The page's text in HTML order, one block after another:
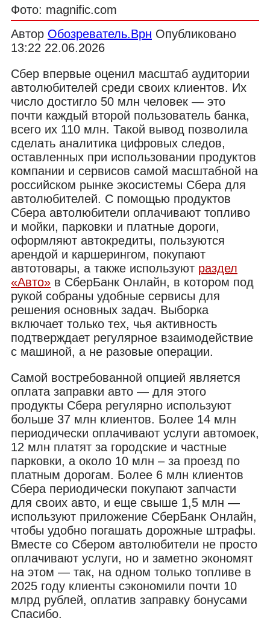
Фото: magnific.com
Автор Обозреватель.Врн Опубликовано
13:22 22.06.2026
Сбер впервые оценил масштаб аудитории
автолюбителей среди своих клиентов. Их
число достигло 50 млн человек — это
почти каждый второй пользователь банка,
всего их 110 млн. Такой вывод позволила
сделать аналитика цифровых следов,
оставленных при использовании продуктов
компании и сервисов самой масштабной на
российском рынке экосистемы Сбера для
автолюбителей. С помощью продуктов
Сбера автолюбители оплачивают топливо
и мойки, парковки и платные дороги,
оформляют автокредиты, пользуются
арендой и каршерингом, покупают
автотовары, а также используют раздел
«Авто» в СберБанк Онлайн, в котором под
рукой собраны удобные сервисы для
решения основных задач. Выборка
включает только тех, чья активность
подтверждает регулярное взаимодействие
с машиной, а не разовые операции.
Самой востребованной опцией является
оплата заправки авто — для этого
продукты Сбера регулярно используют
больше 37 млн клиентов. Более 14 млн
периодически оплачивают услуги автомоек,
12 млн платят за городские и частные
парковки, а около 10 млн – за проезд по
платным дорогам. Более 6 млн клиентов
Сбера периодически покупают запчасти
для своих авто, и еще свыше 1,5 млн —
используют приложение СберБанк Онлайн,
чтобы удобно погашать дорожные штрафы.
Вместе со Сбером автолюбители не просто
оплачивают услуги, но и заметно экономят
на этом — так, на одном только топливе в
2025 году клиенты сэкономили почти 10
млрд рублей, оплатив заправку бонусами
Спасибо.